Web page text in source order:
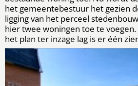
het gemeentebestuur het gezien
ligging van het perceel
hier twee woningen toe te
het plan ter inzage lag is er één